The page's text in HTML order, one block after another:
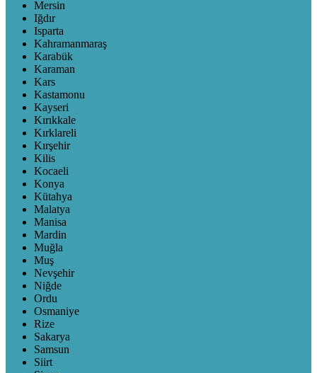
Mersin
Iğdır
Isparta
Kahramanmaraş
Karabük
Karaman
Kars
Kastamonu
Kayseri
Kırıkkale
Kırklareli
Kırşehir
Kilis
Kocaeli
Konya
Kütahya
Malatya
Manisa
Mardin
Muğla
Muş
Nevşehir
Niğde
Ordu
Osmaniye
Rize
Sakarya
Samsun
Siirt